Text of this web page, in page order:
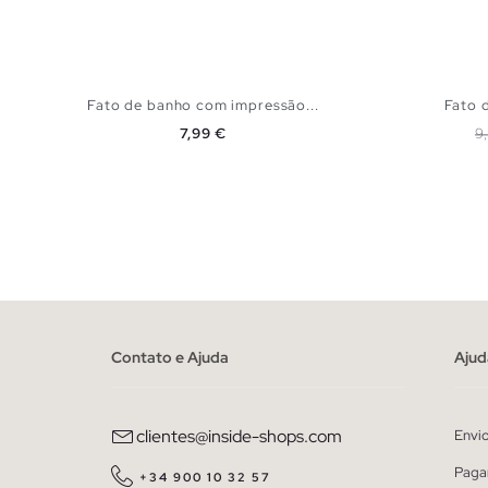
Fato de banho com impressão...
Preço
7,99 €
Fato
Contato e Ajuda
clientes@inside-shops.com
+34 900 10 32 57